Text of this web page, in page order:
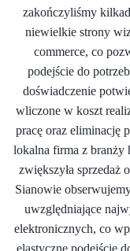
zakończyliśmy
niewielkie strony
commerce, co
podejście do
doświadczenie
wliczone w koszt
pracę oraz eliminację
lokalna firma z branży
zwiększyła sprzedaż
Sianowie
uwzględniające
elektronicznych, co
elastyczne podejście